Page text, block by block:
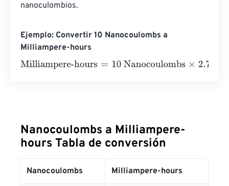
nanoculombios.
Ejemplo: Convertir 10 Nanocoulombs a
Milliampere-hours
Milliampere-hours=10 Nanocoulombs×2.7778 E- 10=
Nanocoulombs a Milliampere-
hours Tabla de conversión
Nanocoulombs Milliampere-hours